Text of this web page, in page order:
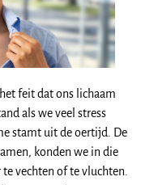
feit dat ons lichaam
als we veel stress
stamt uit de oertijd. De
konden we in die
vechten of te vluchten.